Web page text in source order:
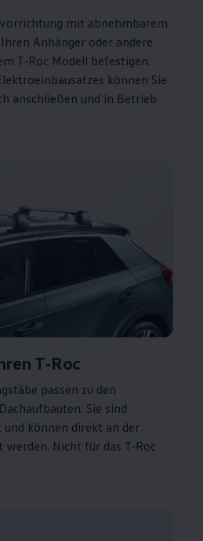
mit abnehmbarem
Anhänger oder andere
T‑Roc Modell befestigen.
können Sie
anschließen und in Betrieb
T‑Roc
passen zu den
Dachaufbauten. Sie sind
können direkt an der
werden. Nicht für das T‑Roc